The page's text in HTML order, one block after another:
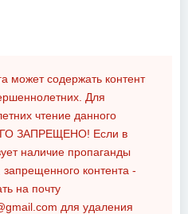
может содержать контент
Для
чтение данного
ЗАПРЕЩЕНО! Если в
наличие пропаганды
запрещенного контента -
на почту
для удаления